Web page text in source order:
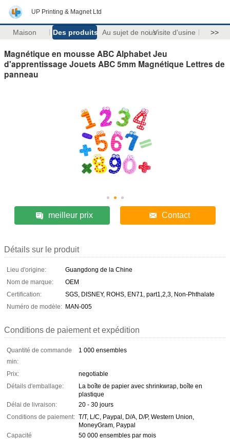
UP Printing & Magnet Ltd
Maison Des produits Au sujet de nousVisite d'usine >>
Magnétique en mousse ABC Alphabet Jeu
d'apprentissage Jouets ABC 5mm Magnétique Lettres de
panneau
meilleur prix Contact
Détails sur le produit
Lieu d'origine:
Guangdong de la Chine
Nom de marque:
OEM
Certification:
SGS, DISNEY, ROHS, EN71, part1,2,3, Non-Phthalate
Numéro de modèle: MAN-005
Conditions de paiement et expédition
Quantité de commande
min:
1 000 ensembles
Prix:
negotiable
Détails d'emballage:
La boîte de papier avec shrinkwrap, boîte en
plastique
Délai de livraison:
20 - 30 jours
Conditions de paiement: T/T, L/C, Paypal, D/A, D/P, Western Union,
MoneyGram, Paypal
Capacité
50 000 ensembles par mois